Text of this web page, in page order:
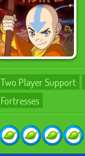
Two Player Support
Fortresses